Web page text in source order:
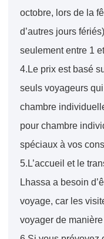
octobre, lors de la
d’autres jours
seulement entre 1
4.Le prix est basé
seuls voyageurs
chambre
pour chambre
spéciaux à vos
5.L’accueil et le
Lhassa a besoin
voyage, car les
voyager de